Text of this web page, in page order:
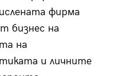
фирма
бизнес на
на
и личните